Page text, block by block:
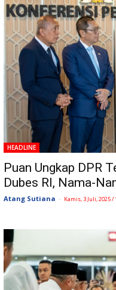
HEADLINE
Puan Ungkap DPR
Dubes RI, Nama-
Atang Sutiana - Kamis, 3 Juli, 2025 /